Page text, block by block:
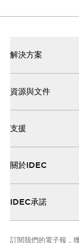
解決方案
資源與文件
支援
關於IDEC
IDEC承諾
訂閱我們的電子報，